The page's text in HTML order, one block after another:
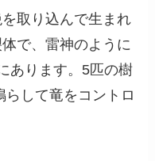
を取り込んで生まれ
で、雷神のように
あります。5匹の樹
して竜をコントロ